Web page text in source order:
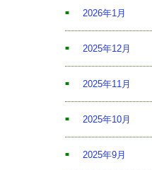
2026年1月
2025年12月
2025年11月
2025年10月
2025年9月